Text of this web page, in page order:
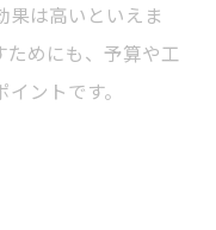
果は高いといえま
ためにも、予算や工
ントです。